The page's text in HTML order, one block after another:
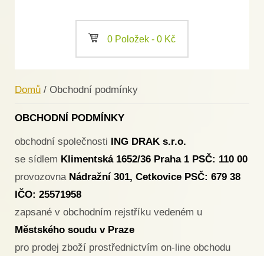
a 0 Položek - 0 Kč
Domů / Obchodní podmínky
OBCHODNÍ PODMÍNKY
obchodní společnosti ING DRAK s.r.o.
se sídlem Klimentská 1652/36 Praha 1 PSČ: 110 00
provozovna Nádražní 301, Cetkovice PSČ: 679 38
IČO: 25571958
zapsané v obchodním rejstříku vedeném u
Městského soudu v Praze
pro prodej zboží prostřednictvím on-line obchodu